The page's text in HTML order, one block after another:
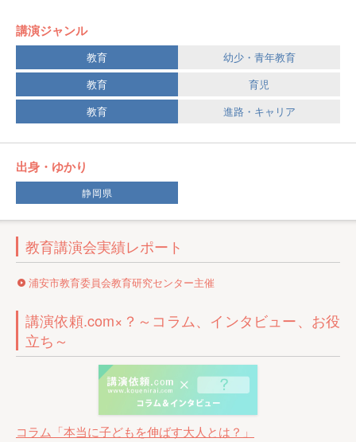
講演ジャンル
教育
幼少・青年教育
教育
育児
教育
進路・キャリア
出身・ゆかり
静岡県
教育講演会実績レポート
浦安市教育委員会教育研究センター主催
講演依頼.com×？～コラム、インタビュー、お役
立ち～
コラム「本当に子どもを伸ばす大人とは？」